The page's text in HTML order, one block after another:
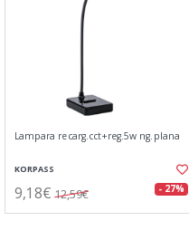
Lampara recarg.cct+reg.5w ng.plana
KORPASS
9,18€ 12,59€ - 27%